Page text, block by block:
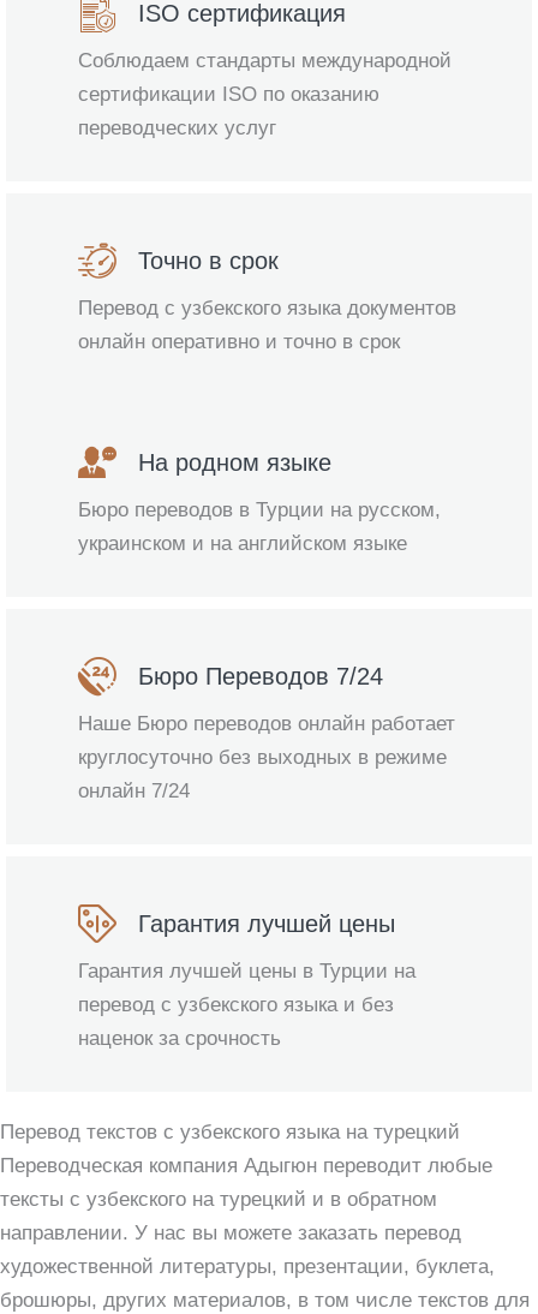
ISO сертификация
Соблюдаем стандарты международной
сертификации ISO по оказанию
переводческих услуг
Точно в срок
Перевод с узбекского языка документов
онлайн оперативно и точно в срок
На родном языке
Бюро переводов в Турции на русском,
украинском и на английском языке
Бюро Переводов 7/24
Наше Бюро переводов онлайн работает
круглосуточно без выходных в режиме
онлайн 7/24
Гарантия лучшей цены
Гарантия лучшей цены в Турции на
перевод с узбекского языка и без
наценок за срочность
Перевод текстов с узбекского языка на турецкий
Переводческая компания Адыгюн переводит любые
тексты с узбекского на турецкий и в обратном
направлении. У нас вы можете заказать перевод
художественной литературы, презентации, буклета,
брошюры, других материалов, в том числе текстов для